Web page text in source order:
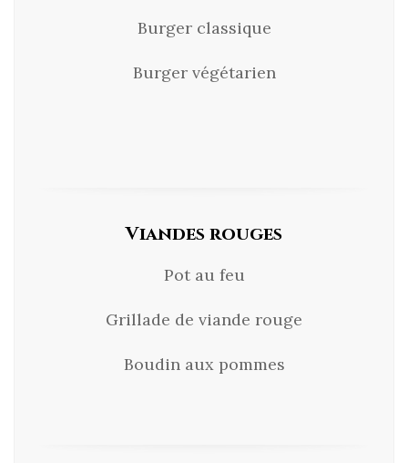
Burger classique
Burger végétarien
Viandes rouges
Pot au feu
Grillade de viande rouge
Boudin aux pommes